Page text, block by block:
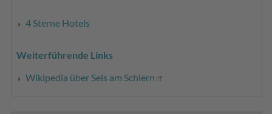
4 Sterne Hotels
Weiterführende Links
Wikipedia über Seis am Schlern